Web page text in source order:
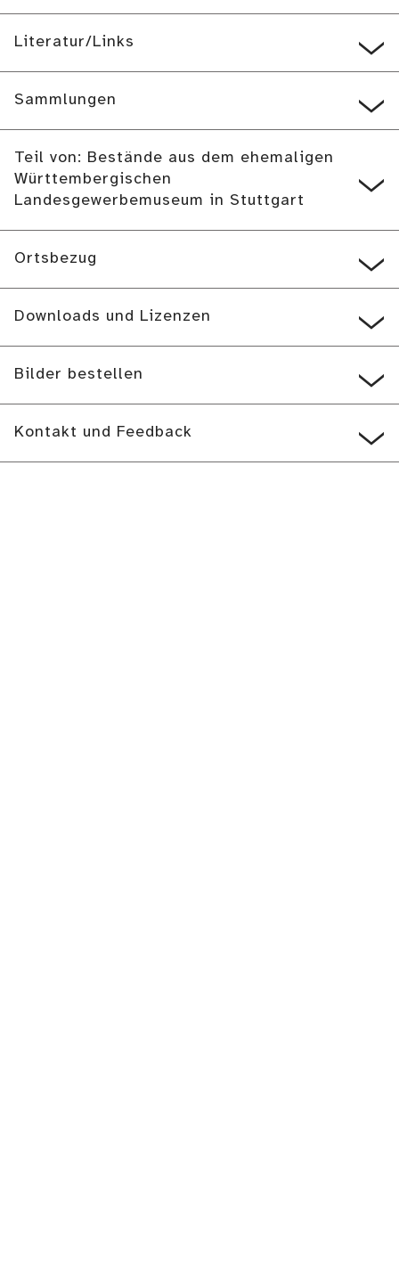
Literatur/Links
Sammlungen
Teil von: Bestände aus dem ehemaligen
Württembergischen
Landesgewerbemuseum in Stuttgart
Ortsbezug
Downloads und Lizenzen
Bilder bestellen
Kontakt und Feedback